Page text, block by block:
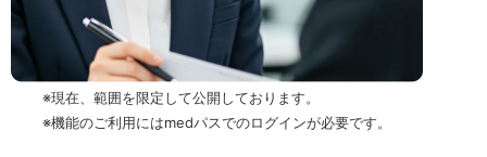
※現在、範囲を限定して公開しております。
※機能のご利用にはmedパスでのログインが必要です。